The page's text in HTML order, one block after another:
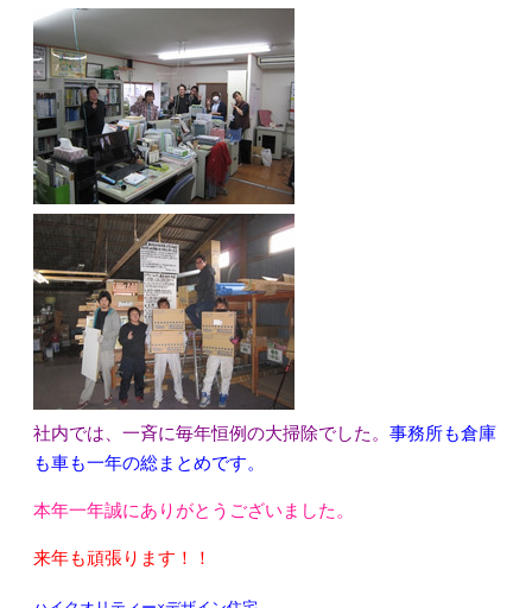
社内では、一斉に毎年恒例の大掃除でした。 事務所も倉庫
も車も一年の総まとめです。
本年一年誠にありがとうございました。
来年も頑張ります！！